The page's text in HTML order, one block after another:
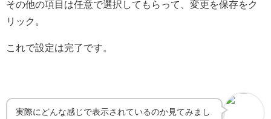
その他の項目は任意で選択してもらって、変更を保存をク
リック。
これで設定は完了です。
実際にどんな感じで表示されているのか見てみまし